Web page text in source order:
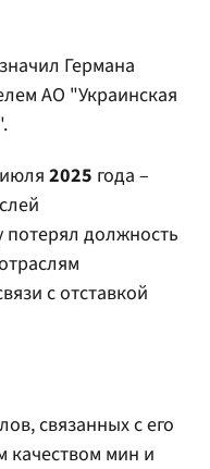
Германа
АО "Украинская
2025 года –
должность
с отставкой
связанных с его
мин и